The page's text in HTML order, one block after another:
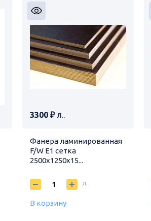
3300 ₽л..
Фанера ламинированная
F/W E1 сетка
2500х1250х15...
л.
В корзину